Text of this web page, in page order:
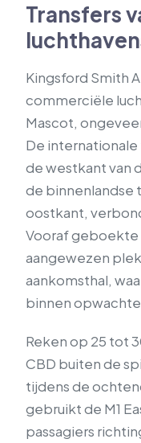
Transfers
Kingsford Smith
commerciële
Mascot,
De internationale
de westkant van
de binnenlandse
oostkant,
Vooraf geboekte
aangewezen
aankomsthal,
binnen
Reken op 25 tot
CBD buiten de
tijdens de
gebruikt de M1
passagiers